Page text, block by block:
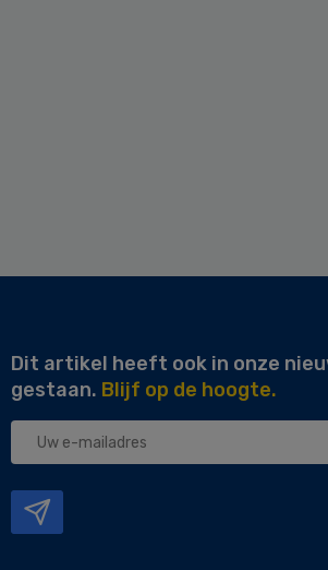
Dit artikel heeft ook in onze
gestaan. Blijf op de hoogte.
Uw